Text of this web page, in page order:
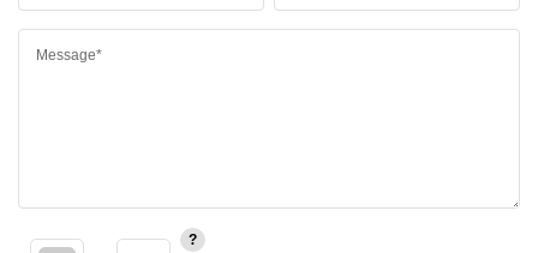
Message*